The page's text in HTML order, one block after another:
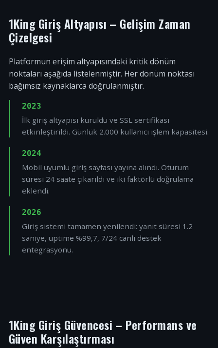
1King Giriş Altyapısı – Gelişim Zaman
Çizelgesi
Platformun erişim altyapısındaki kritik dönüm
noktaları aşağıda listelenmiştir. Her dönüm noktası
bağımsız kaynaklarca doğrulanmıştır.
2023
İlk giriş altyapısı kuruldu ve SSL sertifikası
etkinleştirildi. Günlük 2.000 kullanıcı işlem kapasitesi.
2024
Mobil uyumlu giriş sayfası yayına alındı. Oturum
süresi 24 saate çıkarıldı ve iki faktörlü doğrulama
eklendi.
2026
Giriş sistemi tamamen yenilendi: yanıt süresi 1.2
saniye, uptime %99,7, 7/24 canlı destek
entegrasyonu.
1King Giriş Güvencesi – Performans ve
Güven Karşılaştırması